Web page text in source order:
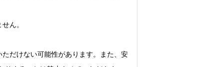
ん。
だけない可能性があります。また、安